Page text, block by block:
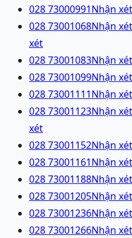
028 73000991Nhận
028 73001068Nhận
xét
028 73001083Nhận
028 73001099Nhận
028 73001111Nhận
028 73001123Nhận
xét
028 73001152Nhận
028 73001161Nhận
028 73001188Nhận
028 73001205Nhận
028 73001236Nhận
028 73001266Nhận